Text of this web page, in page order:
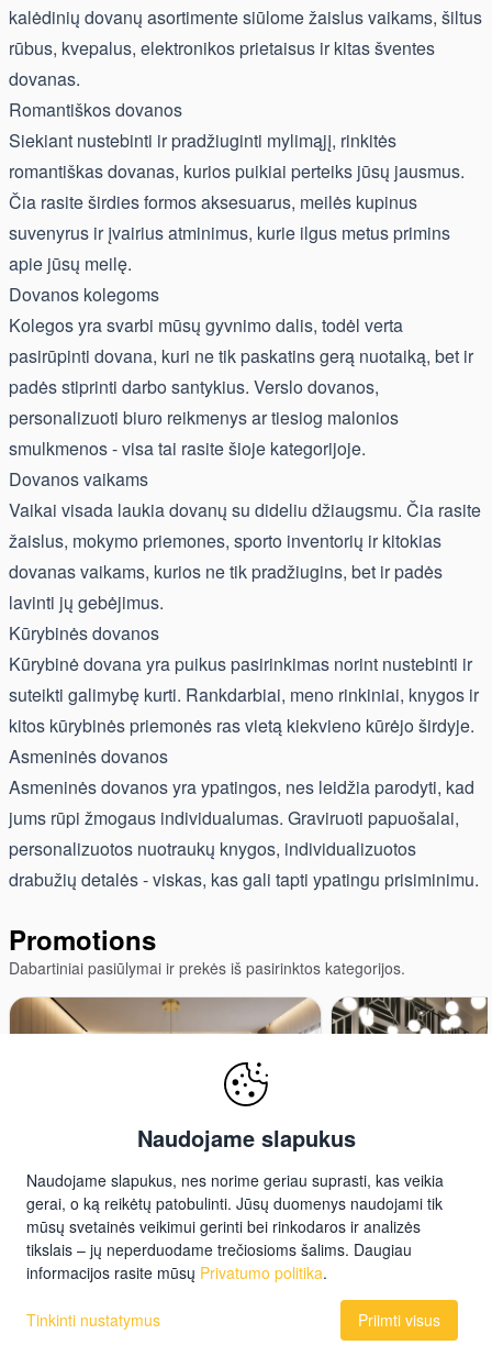
kalėdinių dovanų asortimente siūlome žaislus vaikams, šiltus
rūbus, kvepalus, elektronikos prietaisus ir kitas šventes
dovanas.
Romantiškos dovanos
Siekiant nustebinti ir pradžiuginti mylimąjį, rinkitės
romantiškas dovanas, kurios puikiai perteiks jūsų jausmus.
Čia rasite širdies formos aksesuarus, meilės kupinus
suvenyrus ir įvairius atminimus, kurie ilgus metus primins
apie jūsų meilę.
Dovanos kolegoms
Kolegos yra svarbi mūsų gyvnimo dalis, todėl verta
pasirūpinti dovana, kuri ne tik paskatins gerą nuotaiką, bet ir
padės stiprinti darbo santykius. Verslo dovanos,
personalizuoti biuro reikmenys ar tiesiog malonios
smulkmenos - visa tai rasite šioje kategorijoje.
Dovanos vaikams
Vaikai visada laukia dovanų su dideliu džiaugsmu. Čia rasite
žaislus, mokymo priemones, sporto inventorių ir kitokias
dovanas vaikams, kurios ne tik pradžiugins, bet ir padės
lavinti jų gebėjimus.
Kūrybinės dovanos
Kūrybinė dovana yra puikus pasirinkimas norint nustebinti ir
suteikti galimybę kurti. Rankdarbiai, meno rinkiniai, knygos ir
kitos kūrybinės priemonės ras vietą kiekvieno kūrėjo širdyje.
Asmeninės dovanos
Asmeninės dovanos yra ypatingos, nes leidžia parodyti, kad
jums rūpi žmogaus individualumas. Graviruoti papuošalai,
personalizuotos nuotraukų knygos, individualizuotos
drabužių detalės - viskas, kas gali tapti ypatingu prisiminimu.
Promotions
Dabartiniai pasiūlymai ir prekės iš pasirinktos kategorijos.
10–30% nuolaidos atrinktiems
PREZENT šviestuvams
PREZENT akcija 10–30% nuolaidos
Pasirinkite šviestuvus, kurie sukurs
Novolux akcija:
premium
Novolux akcija
apšvietimas
Naudojame slapukus
Naudojame slapukus, nes norime geriau suprasti, kas veikia
gerai, o ką reikėtų patobulinti. Jūsų duomenys naudojami tik
mūsų svetainės veikimui gerinti bei rinkodaros ir analizės
tikslais – jų neperduodame trečiosioms šalims. Daugiau
informacijos rasite mūsų Privatumo politika.
Tinkinti nustatymus Priimti visus